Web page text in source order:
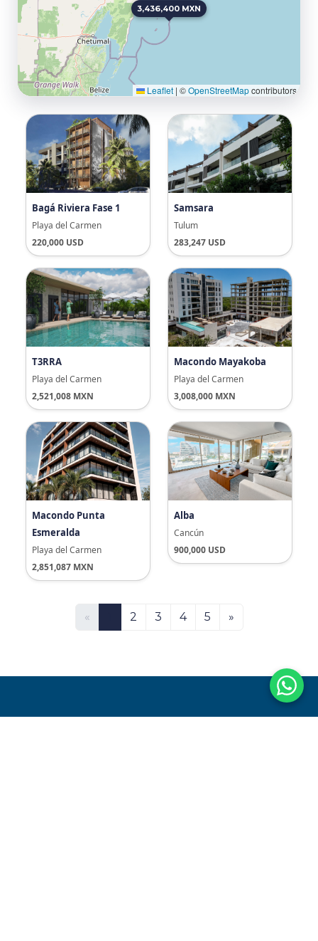
3,436,400 MXN
Leaflet | ©OpenStreetMapcontributors
Bagá Riviera Fase 1
Playa del Carmen
220,000 USD
Samsara
Tulum
283,247 USD
T3RRA
Playa del Carmen
2,521,008 MXN
Macondo Mayakoba
Playa del Carmen
3,008,000 MXN
Macondo Punta
Esmeralda
Playa del Carmen
2,851,087 MXN
Alba
Cancún
900,000 USD
« 2 3 4 5 »